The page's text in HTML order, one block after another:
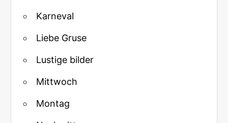
Karneval
Liebe Gruse
Lustige bilder
Mittwoch
Montag